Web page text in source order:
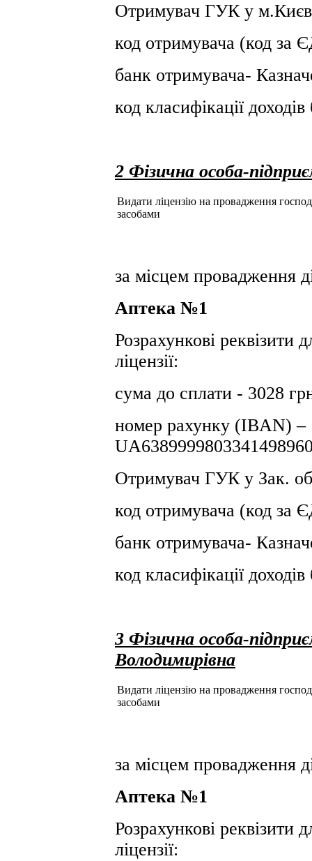
Отримувач ГУК у
код отримувача (код
банк отримувача-
код класифікації
2 Фізична особа-
Видати ліцензію на провадження
засобами
за місцем провадження
Аптека №1
Розрахункові реквізити
ліцензії:
сума до сплати - 3028
номер рахунку (IBAN) –
Отримувач ГУК у Зак.
код отримувача (код
банк отримувача-
код класифікації
3 Фізична особа-
Володимирівна
Видати ліцензію на провадження
засобами
за місцем провадження
Аптека №1
Розрахункові реквізити
ліцензії: